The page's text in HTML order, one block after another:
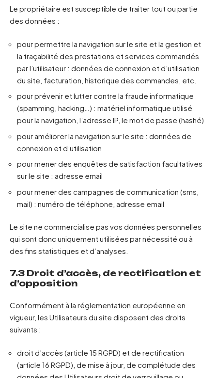
Le propriétaire est susceptible de traiter tout ou partie
des données :
pour permettre la navigation sur le site et la gestion et
la traçabilité des prestations et services commandés
par l’utilisateur : données de connexion et d’utilisation
du site, facturation, historique des commandes, etc.
pour prévenir et lutter contre la fraude informatique
(spamming, hacking…) : matériel informatique utilisé
pour la navigation, l’adresse IP, le mot de passe (hashé)
pour améliorer la navigation sur le site : données de
connexion et d’utilisation
pour mener des enquêtes de satisfaction facultatives
sur le site : adresse email
pour mener des campagnes de communication (sms,
mail) : numéro de téléphone, adresse email
Le site ne commercialise pas vos données personnelles
qui sont donc uniquement utilisées par nécessité ou à
des fins statistiques et d’analyses.
7.3 Droit d’accès, de rectification et
d’opposition
Conformément à la réglementation européenne en
vigueur, les Utilisateurs du site disposent des droits
suivants :
droit d’accès (article 15 RGPD) et de rectification
(article 16 RGPD), de mise à jour, de complétude des